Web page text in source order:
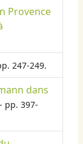
Provence
247-249.
dans
- pp. 397-